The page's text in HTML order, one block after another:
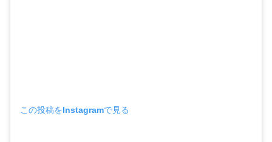
この投稿をInstagramで見る